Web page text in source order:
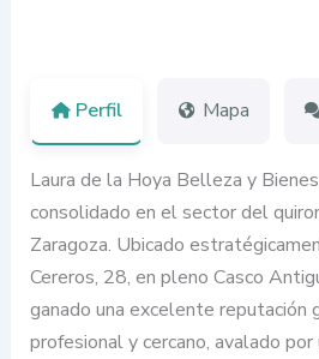
Perfil Mapa
Laura de la Hoya Belleza y
consolidado en el sector del
Zaragoza. Ubicado
Cereros, 28, en pleno Casco
ganado una excelente reputación
profesional y cercano, avalado por